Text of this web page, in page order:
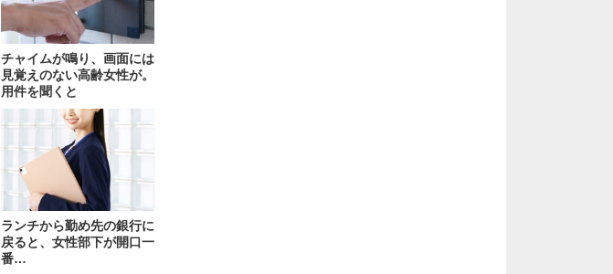
チャイムが鳴り、画面には
見覚えのない高齢女性が。
用件を聞くと
ランチから勤め先の銀行に
戻ると、女性部下が開口一
番…